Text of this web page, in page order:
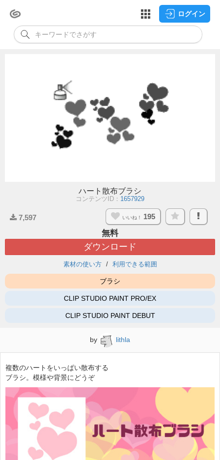
ログイン
ハート散布ブラシ
コンテンツID： 1657929
7,597 いいね！ 195
無料
ダウンロード
素材の使い方 利用できる範囲
ブラシ
CLIP STUDIO PAINT PRO/EX
CLIP STUDIO PAINT DEBUT
by lithla
複数のハートをいっぱい散布する
ブラシ。模様や背景にどうぞ